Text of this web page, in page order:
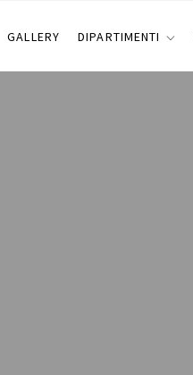
GALLERY DIPARTIMENTI